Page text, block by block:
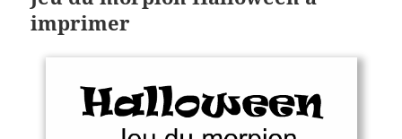
imprimer